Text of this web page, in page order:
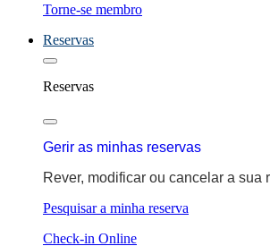
Torne-se membro
Reservas
Reservas
Gerir as minhas reservas
Rever, modificar ou cancelar a sua
Pesquisar a minha reserva
Check-in Online